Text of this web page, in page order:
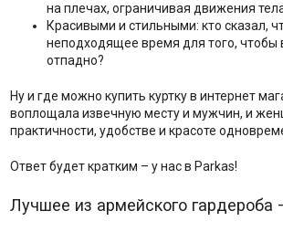
на плечах, ограничивая движения
Красивыми и стильными: кто сказал,
неподходящее время для того, чтобы
отпадно?
Ну и где можно купить куртку в интернет
воплощала извечную месту и мужчин, и
практичности, удобстве и красоте
Ответ будет кратким – у нас в Parkas!
Лучшее из армейского гардероба